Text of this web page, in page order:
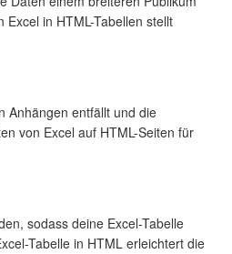
in HTML-Tabellen stellt
Anhängen entfällt und die
von Excel auf HTML-Seiten für
sodass deine Excel-Tabelle
Tabelle in HTML erleichtert die